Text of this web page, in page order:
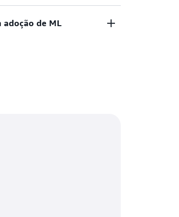
de longa duração, alta
adoção de ML